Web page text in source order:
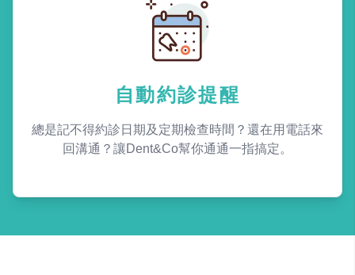
自動約診提醒
總是記不得約診日期及定期檢查時間？還在用電話來
回溝通？讓Dent&Co幫你通通一指搞定。